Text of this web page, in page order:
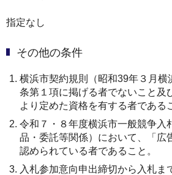
指定なし
その他の条件
横浜市契約規則（昭和39年３月横
条第１項に掲げる者でないこと及
より定めた資格を有する者である
令和７・８年度横浜市一般競争入
品・委託等関係）において、「広
認められている者であること。
入札参加意向申出締切から入札ま